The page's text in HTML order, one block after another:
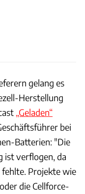
gelang es
Herstellung
„Geladen“
bei
Batterien: "Die
ist verflogen, da
Projekte wie
die Cellforce-